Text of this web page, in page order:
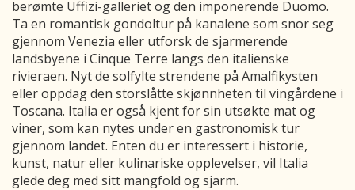
berømte Uffizi-galleriet og den imponerende Duomo.
Ta en romantisk gondoltur på kanalene som snor seg
gjennom Venezia eller utforsk de sjarmerende
landsbyene i Cinque Terre langs den italienske
rivieraen. Nyt de solfylte strendene på Amalfikysten
eller oppdag den storslåtte skjønnheten til vingårdene i
Toscana. Italia er også kjent for sin utsøkte mat og
viner, som kan nytes under en gastronomisk tur
gjennom landet. Enten du er interessert i historie,
kunst, natur eller kulinariske opplevelser, vil Italia
glede deg med sitt mangfold og sjarm.